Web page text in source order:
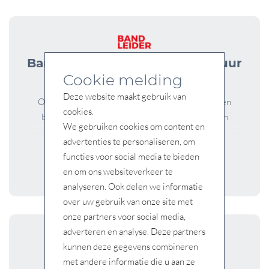
Bandleider training – hoe bestuur
ik mijn lijn
Optimaliseer je productieresultaten en leer kosten
beïnvloeden, KPI’s toepassen, OEE berekenen en
verliezen opsporen. Voor wie is deze training...
Lees meer
Cookie melding
Deze website maakt gebruik van
cookies.
We gebruiken cookies om content en
advertenties te personaliseren, om
functies voor social media te bieden
en om ons websiteverkeer te
analyseren. Ook delen we informatie
over uw gebruik van onze site met
onze partners voor social media,
adverteren en analyse. Deze partners
kunnen deze gegevens combineren
met andere informatie die u aan ze